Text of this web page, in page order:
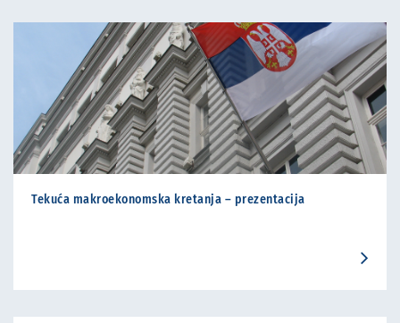
Tekuća makroekonomska kretanja – prezentacija